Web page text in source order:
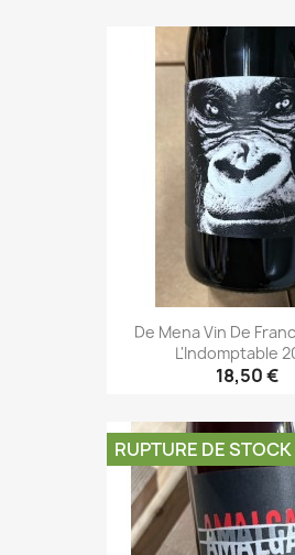
De Mena Vin De
L'Indomptable
18,50 €
RUPTURE DE STOCK